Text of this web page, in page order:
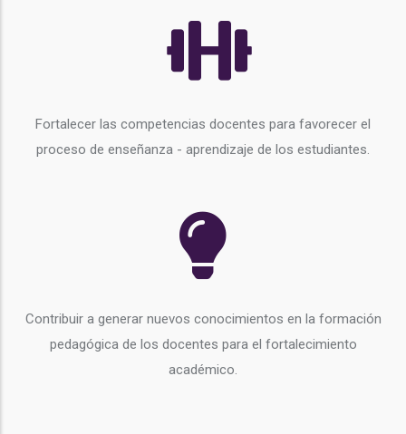
Fortalecer las competencias docentes para favorecer el
proceso de enseñanza - aprendizaje de los estudiantes.
Contribuir a generar nuevos conocimientos en la formación
pedagógica de los docentes para el fortalecimiento
académico.